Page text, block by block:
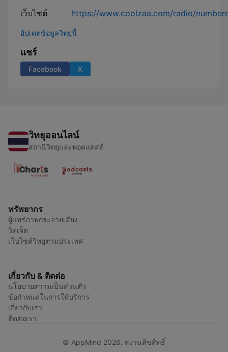
เว็บไซต์ https://www.coolzaa.com/radio/
อัปเดตข้อมูลวิทยุนี้
แชร์
Facebook X
วิทยุออนไลน์
สถานีวิทยุและพอดแคสต์
ทรัพยากร
ผู้แพร่ภาพกระจายเสียง
วิดเจ็ต
เว็บไซต์วิทยุตามประเทศ
เกี่ยวกับ & ติดต่อ
นโยบายความเป็นส่วนตัว
ข้อกำหนดในการให้บริการ
เกี่ยวกับเรา
ติดต่อเรา
© AppMind 2026. สงวนลิขสิทธิ์